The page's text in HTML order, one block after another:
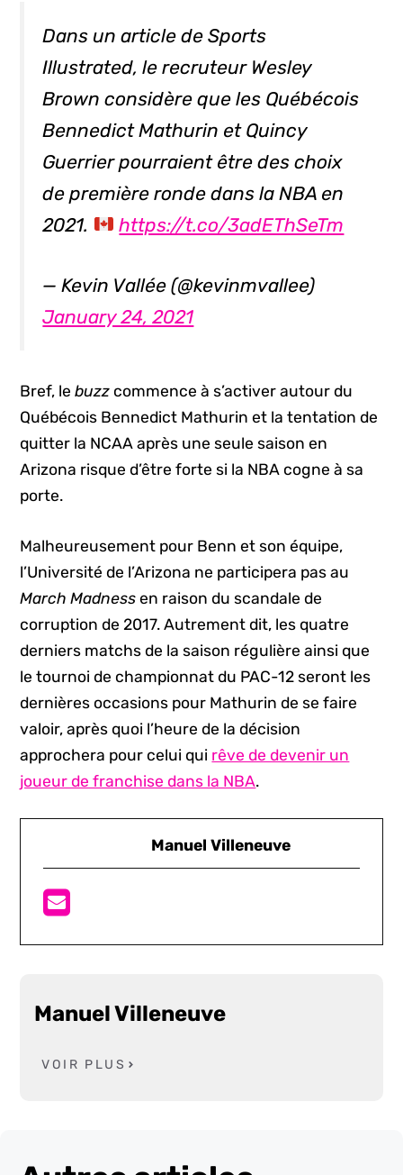
Dans un article de Sports
Illustrated, le recruteur Wesley
Brown considère que les Québécois
Bennedict Mathurin et Quincy
Guerrier pourraient être des choix
de première ronde dans la NBA en
2021.
https://t.co/3adEThSeTm
— Kevin Vallée (@kevinmvallee)
January 24, 2021
Bref, lebuzzcommence à s’activer autour du
Québécois Bennedict Mathurin et la tentation de
quitter la NCAA après une seule saison en
Arizona risque d’être forte si la NBA cogne à sa
porte.
Malheureusement pour Benn et son équipe,
l’Université de l’Arizona ne participera pas au
March Madnessen raison du scandale de
corruption de 2017. Autrement dit, les quatre
derniers matchs de la saison régulière ainsi que
le tournoi de championnat du PAC-12 seront les
dernières occasions pour Mathurin de se faire
valoir, après quoi l’heure de la décision
approchera pour celui qui rêve de devenir un
joueur de franchise dans la NBA.
Manuel Villeneuve
Manuel Villeneuve
VOIR PLUS